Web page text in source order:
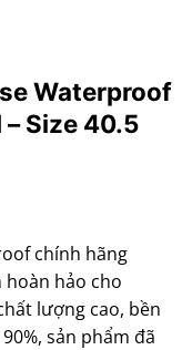
Waterproof
Size 40.5
chính hãng
hoàn hảo cho
lượng cao, bền
sản phẩm đã